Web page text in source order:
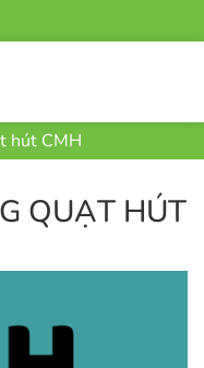
hút CMH
QUẠT HÚT